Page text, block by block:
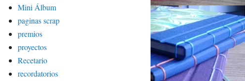
Mini Álbum
paginas scrap
premios
proyectos
Recetario
recordatorios